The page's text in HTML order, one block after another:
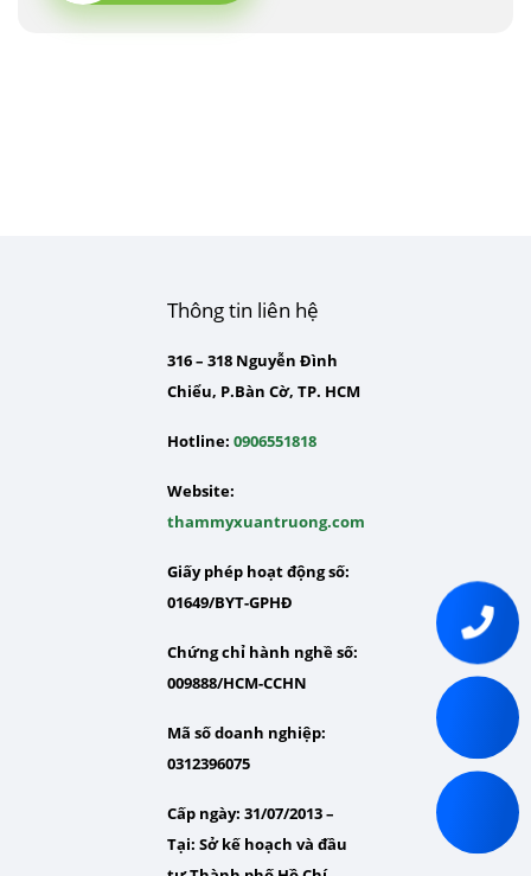
Thông tin liên hệ
316 – 318 Nguyễn Đình
Chiểu, P.Bàn Cờ, TP. HCM
Hotline: 0906551818
Website:
thammyxuantruong.com
Giấy phép hoạt động số:
01649/BYT-GPHĐ
Chứng chỉ hành nghề số:
009888/HCM-CCHN
Mã số doanh nghiệp:
0312396075
Cấp ngày: 31/07/2013 –
Tại: Sở kế hoạch và đầu